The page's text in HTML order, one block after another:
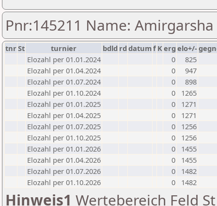
Pnr:145211 Name:
tnrSt turnier bdld rd datumf Kerg elo+/-
Elozahl per 01.01.2024
0
825
Elozahl per 01.04.2024
0
947
Elozahl per 01.07.2024
0
898
Elozahl per 01.10.2024
0
1265
Elozahl per 01.01.2025
0
1271
Elozahl per 01.04.2025
0
1271
Elozahl per 01.07.2025
0
1256
Elozahl per 01.10.2025
0
1256
Elozahl per 01.01.2026
0
1455
Elozahl per 01.04.2026
0
1455
Elozahl per 01.07.2026
0
1482
Elozahl per 01.10.2026
0 1482
Hinweis1 Wertebereich Feld